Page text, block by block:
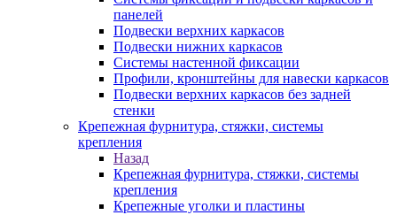
панелей
Подвески верхних каркасов
Подвески нижних каркасов
Системы настенной фиксации
Профили, кронштейны для навески каркасов
Подвески верхних каркасов без задней
стенки
Крепежная фурнитура, стяжки, системы
крепления
Назад
Крепежная фурнитура, стяжки, системы
крепления
Крепежные уголки и пластины